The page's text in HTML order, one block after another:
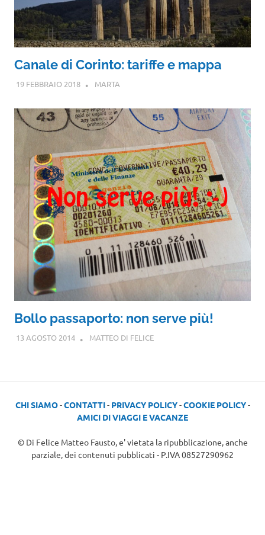
Canale di Corinto: tariffe e mappa
19 FEBBRAIO 2018 MARTA
Bollo passaporto: non serve più!
13 AGOSTO 2014 MATTEO DI FELICE
CHI SIAMO-CONTATTI- PRIVACY POLICY-COOKIE POLICY-
AMICI DI VIAGGI E VACANZE
© Di Felice Matteo Fausto, e' vietata la ripubblicazione, anche
parziale, dei contenuti pubblicati - P.IVA 08527290962